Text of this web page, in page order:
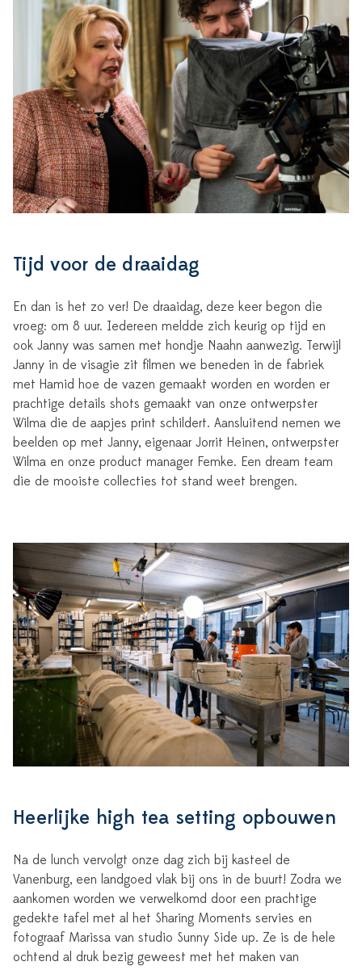
Tijd voor de draaidag
En dan is het zo ver! De draaidag, deze keer begon die
vroeg: om 8 uur. Iedereen meldde zich keurig op tijd en
ook Janny was samen met hondje Naahn aanwezig. Terwijl
Janny in de visagie zit filmen we beneden in de fabriek
met Hamid hoe de vazen gemaakt worden en worden er
prachtige details shots gemaakt van onze ontwerpster
Wilma die de aapjes print schildert. Aansluitend nemen we
beelden op met Janny, eigenaar Jorrit Heinen, ontwerpster
Wilma en onze product manager Femke. Een dream team
die de mooiste collecties tot stand weet brengen.
Heerlijke high tea setting opbouwen
Na de lunch vervolgt onze dag zich bij kasteel de
Vanenburg, een landgoed vlak bij ons in de buurt! Zodra we
aankomen worden we verwelkomd door een prachtige
gedekte tafel met al het Sharing Moments servies en
fotograaf Marissa van studio Sunny Side up. Ze is de hele
ochtend al druk bezig geweest met het maken van